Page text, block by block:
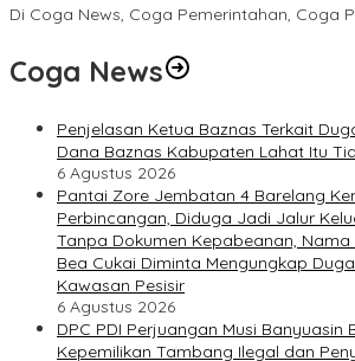
Di Coga News, Coga Pemerintahan, Coga
Coga News
Penjelasan Ketua Baznas Terkait
Dana Baznas Kabupaten Lahat Itu
6 Agustus 2026
Pantai Zore Jembatan 4 Barelang
Perbincangan, Diduga Jadi Jalur
Tanpa Dokumen Kepabeanan, Nama
Bea Cukai Diminta Mengungkap
Kawasan Pesisir
6 Agustus 2026
DPC PDI Perjuangan Musi Banyuasin
Kepemilikan Tambang Ilegal dan